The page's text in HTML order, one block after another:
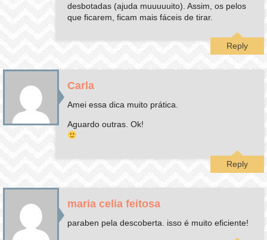
desbotadas (ajuda muuuuuito). Assim, os pelos
que ficarem, ficam mais fáceis de tirar.
Reply
Carla
Amei essa dica muito prática.
Aguardo outras. Ok!
Reply
maria celia feitosa
paraben pela descoberta. isso é muito eficiente!